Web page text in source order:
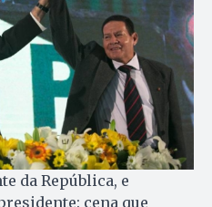
da República, e
cena que